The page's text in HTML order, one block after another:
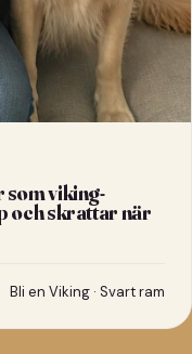
viking-
och skrattar när
Bli en Viking · Svart ram